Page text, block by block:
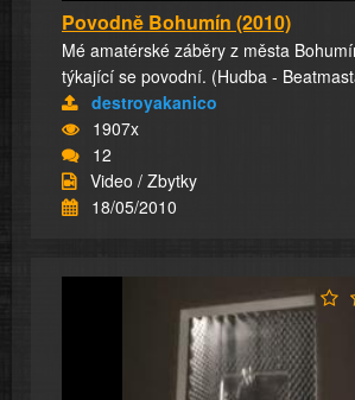
Povodně Bohumín (2010)
Mé amatérské záběry z města
týkající se povodní. (Hudba -
destroyakanico
1907x
12
Video / Zbytky
18/05/2010